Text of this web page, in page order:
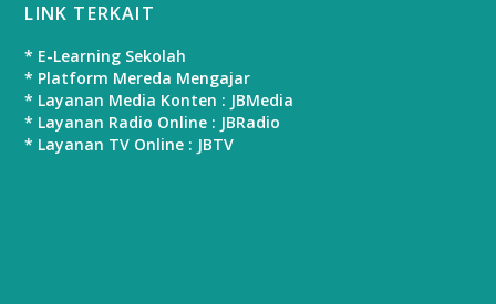
LINK TERKAIT
* E-Learning Sekolah
* Platform Mereda Mengajar
* Layanan Media Konten : JBMedia
* Layanan Radio Online : JBRadio
* Layanan TV Online : JBTV